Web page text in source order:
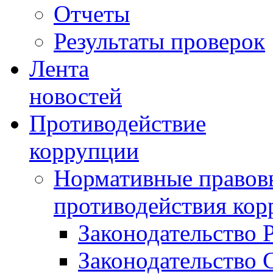
Отчеты
Результаты проверок
Лента
новостей
Противодействие
коррупции
Нормативные
противодействия
Законодательство